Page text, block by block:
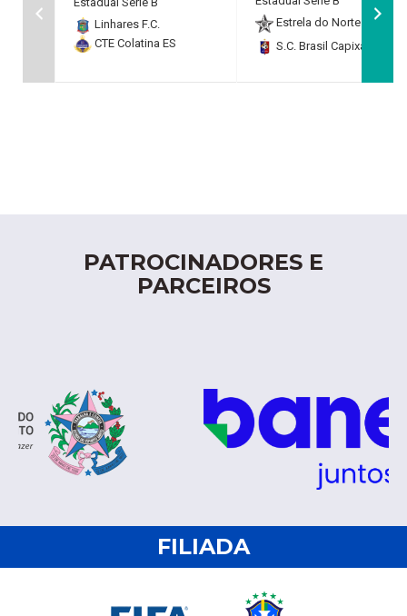
Linhares F.C.
CTE Colatina ES
Estrela do Norte F.C.
S.C. Brasil Capixaba
PATROCINADORES E
PARCEIROS
FILIADA